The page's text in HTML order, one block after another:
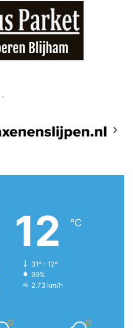
12 ℃
31º - 12º
99%
2.73 km/h